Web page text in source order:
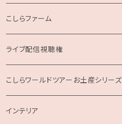
こしらファーム
ライブ配信視聴権
こしらの集いweb
こしらワールドツアーお土産シリーズ
インテリア